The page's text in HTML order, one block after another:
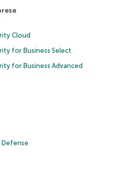
Cloud
for Business Select
for Business Advanced